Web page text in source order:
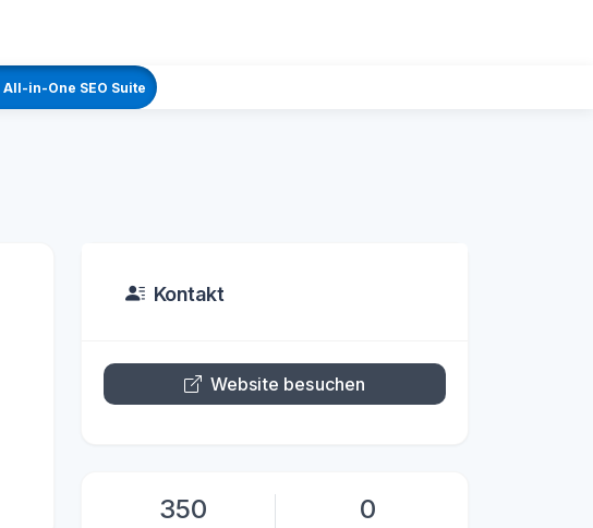
All-in-One SEO Suite
Kontakt
Website besuchen
350 0